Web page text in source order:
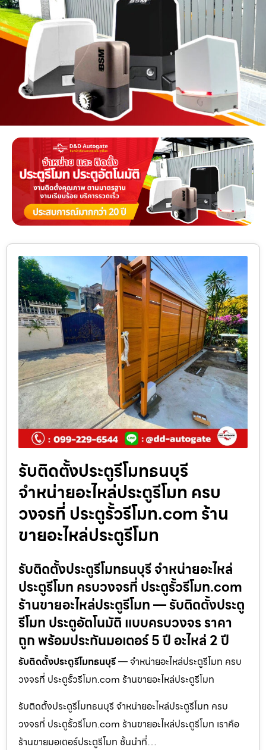
รับติดตั้งประตูรีโมทธนบุรี
จำหน่ายอะไหล่ประตูรีโมท ครบ
วงจรที่ ประตูรั้วรีโมท.com ร้าน
ขายอะไหล่ประตูรีโมท
รับติดตั้งประตูรีโมทธนบุรี จำหน่ายอะไหล่
ประตูรีโมท ครบวงจรที่ ประตูรั้วรีโมท.com
ร้านขายอะไหล่ประตูรีโมท — รับติดตั้งประตู
รีโมท ประตูอัตโนมัติ แบบครบวงจร ราคา
ถูก พร้อมประกันมอเตอร์ 5 ปี อะไหล่ 2 ปี
รับติดตั้งประตูรีโมทธนบุรี— จำหน่ายอะไหล่ประตูรีโมท ครบ
วงจรที่ ประตูรั้วรีโมท.com ร้านขายอะไหล่ประตูรีโมท
รับติดตั้งประตูรีโมทธนบุรี จำหน่ายอะไหล่ประตูรีโมท ครบ
วงจรที่ ประตูรั้วรีโมท.com ร้านขายอะไหล่ประตูรีโมท เราคือ
ร้านขายมอเตอร์ประตูรีโมท ชั้นนำที่…